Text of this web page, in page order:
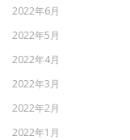
2022年6月
2022年5月
2022年4月
2022年3月
2022年2月
2022年1月